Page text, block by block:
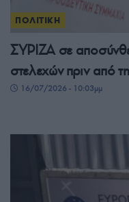
ΠΟΛΙΤΙΚΗ
ΣΥΡΙΖΑ σε
στελεχών πριν από
16/07/2026 - 10:03μμ